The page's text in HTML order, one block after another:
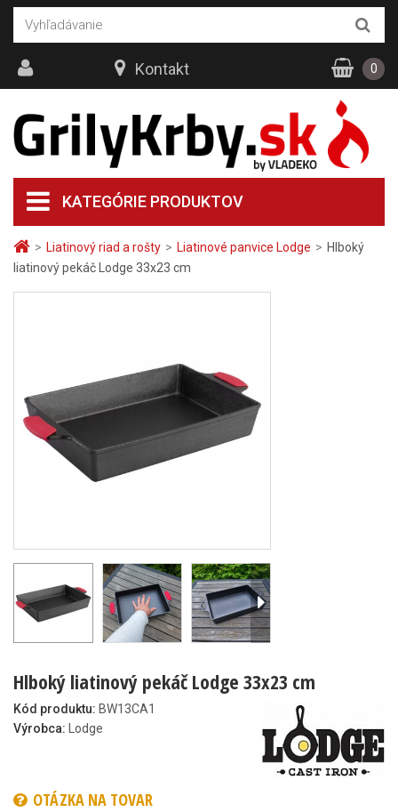
> Liatinový riad a rošty > Liatinové panvice Lodge > Hlboký
liatinový pekáč Lodge 33x23 cm
Hlboký liatinový pekáč Lodge 33x23 cm
Kód produktu: BW13CA1
Výrobca:
Lodge
OTÁZKA NA TOVAR
KATEGÓRIE PRODUKTOV
Kontakt 0